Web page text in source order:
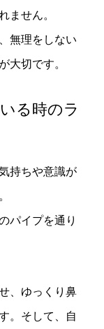
ません。
無理をしない
大切です。
る時のラ
持ちや意識が
パイプを通り
、ゆっくり鼻
。そして、自